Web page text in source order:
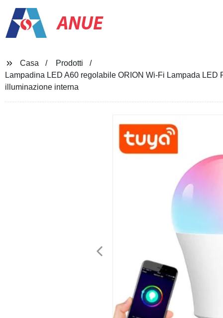
ANUE
Casa
Prodotti
Lampadina LED A60 regolabile ORION Wi-Fi Lampada
illuminazione interna